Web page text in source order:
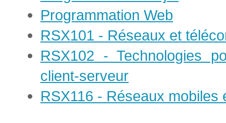
Programmation Web
RSX101 - Réseaux et
RSX102 - Technologies
client-serveur
RSX116 - Réseaux mobiles